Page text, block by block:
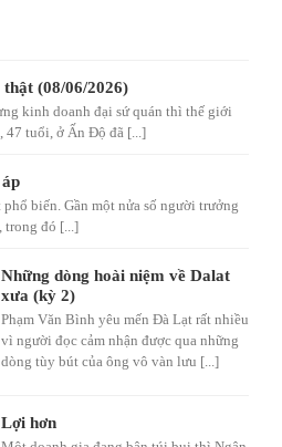
(08/06/2026)
kinh doanh đại sứ quán thì thế giới
47 tuổi, ở Ấn Độ đã [...]
biến. Gần một nửa số người trưởng
trong đó [...]
Những dòng hoài niệm về Dalat
xưa (kỳ 2)
Phạm Văn Bình yêu mến Đà Lạt rất nhiều
vì người đọc cảm nhận được qua những
dòng tùy bút của ông vô vàn lưu [...]
Lợi hơn